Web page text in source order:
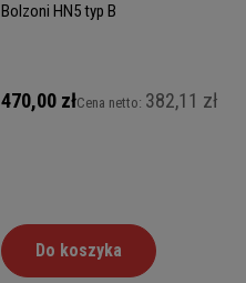
Bolzoni HN5 typ B
470,00 złCena netto: 382,11 zł
Do koszyka